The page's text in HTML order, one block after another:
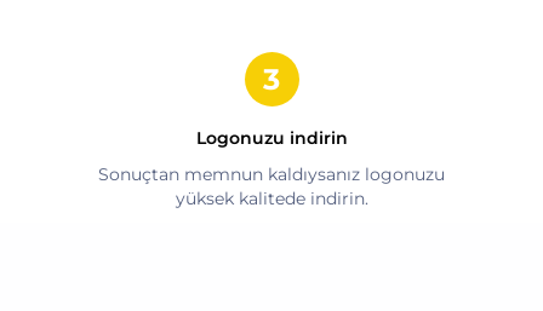
Logonuzu indirin
Sonuçtan memnun kaldıysanız logonuzu
yüksek kalitede indirin.